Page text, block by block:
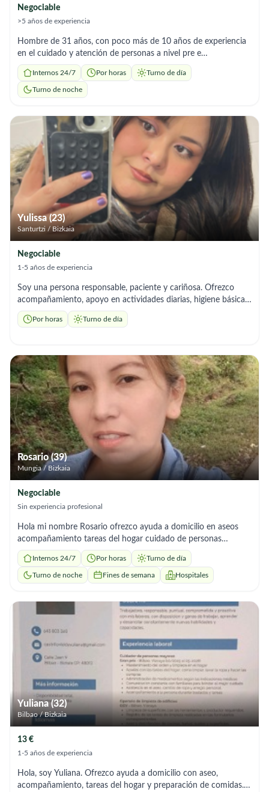
Negociable
>5 años de experiencia
Hombre de 31 años, con poco más de 10 años de experiencia
en el cuidado y atención de personas a nivel pre e
intrahospitalario; trato siempre de hacer lo mejor por mis
pacientes y hacerle su vida un poco más fácil!
Internos 24/7 Por horas Turno de día
Turno de noche
Yulissa (23)
Santurtzi / Bizkaia
Negociable
1-5 años de experiencia
Soy una persona responsable, paciente y cariñosa. Ofrezco
acompañamiento, apoyo en actividades diarias, higiene básica,
comidas y compañía. Trato respetuoso, puntual y de confianza.
Disponible por horas o días.
Por horas Turno de día
Rosario (39)
Mungia / Bizkaia
Negociable
Sin experiencia profesional
Hola mi nombre Rosario ofrezco ayuda a domicilio en aseos
acompañamiento tareas del hogar cuidado de personas
mayores soy responsable tengo experiencia y recomendaciones
me adapto a los horarios que necesites
Internos 24/7 Por horas Turno de día
Turno de noche Fines de semana Hospitales
Yuliana (32)
Bilbao / Bizkaia
13 €
1-5 años de experiencia
Hola, soy Yuliana. Ofrezco ayuda a domicilio con aseo,
acompañamiento, tareas del hogar y preparación de comidas.